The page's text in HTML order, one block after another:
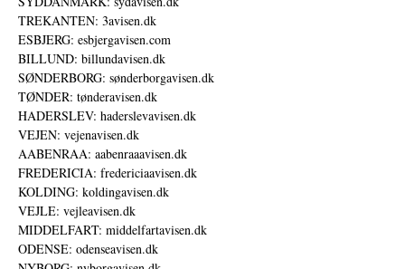
TREKANTEN: 3avisen.dk
ESBJERG: esbjergavisen.com
BILLUND: billundavisen.dk
SØNDERBORG: sønderborgavisen.dk
TØNDER: tønderavisen.dk
HADERSLEV: haderslevavisen.dk
VEJEN: vejenavisen.dk
AABENRAA: aabenraaavisen.dk
FREDERICIA: fredericiaavisen.dk
KOLDING: koldingavisen.dk
VEJLE: vejleavisen.dk
MIDDELFART: middelfartavisen.dk
ODENSE: odenseavisen.dk